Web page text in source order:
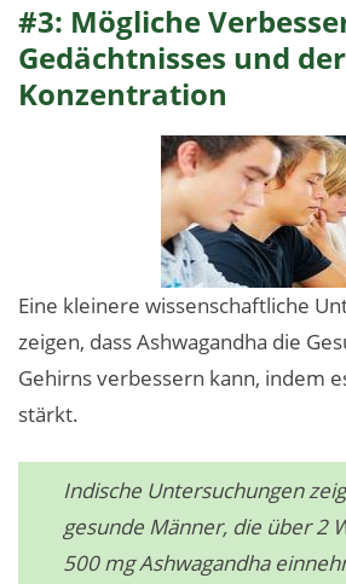
#3: Mögliche
Gedächtnisses und der
Konzentration
Eine kleinere wissenschaftliche
zeigen, dass Ashwagandha die
Gehirns verbessern kann, indem
stärkt.
Indische Untersuchungen
gesunde Männer, die über 2
500 mg Ashwagandha